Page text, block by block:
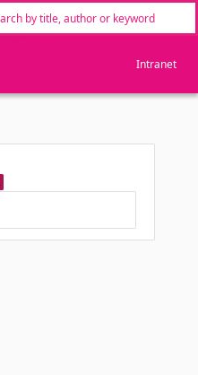
Intranet